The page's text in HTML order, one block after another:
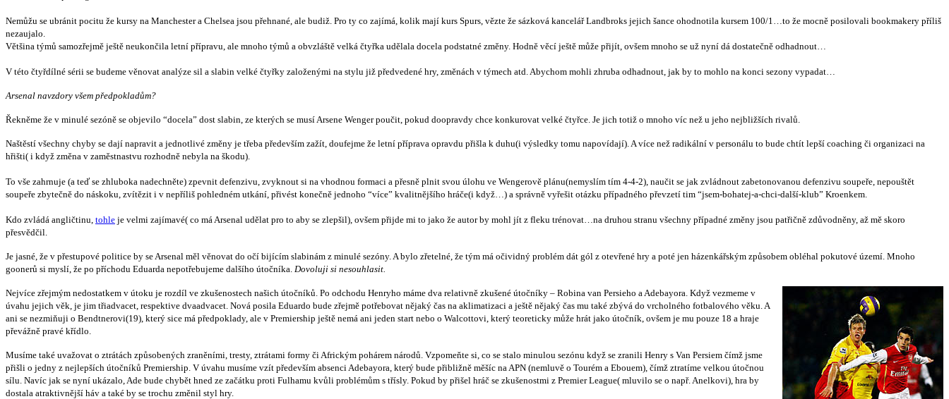
Nemůžu se ubránit pocitu že kursy na Manchester a Chelsea jsou přehnané, ale budiž. Pro ty co zajímá, kolik mají kurs Spurs, vězte že sázková kancelář Landbroks jejich šance ohodnotila kursem 100/1…to že mocně posilovali bookmakery příliš
nezaujalo.
Většina týmů samozřejmě ještě neukončila letní přípravu, ale mnoho týmů a obvzláště velká čtyřka udělala docela podstatné změny. Hodně věcí ještě může přijít, ovšem mnoho se už nyní dá dostatečně odhadnout…
V této čtyřdílné sérii se budeme věnovat analýze sil a slabin velké čtyřky založenými na stylu již předvedené hry, změnách v týmech atd. Abychom mohli zhruba odhadnout, jak by to mohlo na konci sezony vypadat…
Arsenal navzdory všem předpokladům?
Řekněme že v minulé sezóně se objevilo “docela” dost slabin, ze kterých se musí Arsene Wenger poučit, pokud doopravdy chce konkurovat velké čtyřce. Je jich totiž o mnoho víc než u jeho nejbližších rivalů.
Naštěstí všechny chyby se dají napravit a jednotlivé změny je třeba především zažít, doufejme že letní příprava opravdu přišla k duhu(i výsledky tomu napovídají). A více než radikální v personálu to bude chtít lepší coaching či organizaci na
hřišti( i když změna v zaměstnastvu rozhodně nebyla na škodu).
To vše zahrnuje (a teď se zhluboka nadechněte) zpevnit defenzivu, zvyknout si na vhodnou formaci a přesně plnit svou úlohu ve Wengerově plánu(nemyslím tím 4-4-2), naučit se jak zvládnout zabetonovanou defenzivu soupeře, nepouštět
soupeře zbytečně do náskoku, zvítězit i v nepříliš pohledném utkání, přivést konečně jednoho “více” kvalitnějšího hráče(i když…) a správně vyřešit otázku případného převzetí tim “jsem-bohatej-a-chci-další-klub” Kroenkem.
Kdo zvládá angličtinu, tohle je velmi zajímavé( co má Arsenal udělat pro to aby se zlepšil), ovšem přijde mi to jako že autor by mohl jít z fleku trénovat…na druhou stranu všechny případné změny jsou patřičně zdůvodněny, až mě skoro
přesvědčil.
Je jasné, že v přestupové politice by se Arsenal měl věnovat do očí bijícím slabinám z minulé sezóny. A bylo zřetelné, že tým má očividný problém dát gól z otevřené hry a poté jen házenkářským způsobem obléhal pokutové území. Mnoho
goonerů si myslí, že po příchodu Eduarda nepotřebujeme dalšího útočníka. Dovoluji si nesouhlasit.
Nejvíce zřejmým nedostatkem v útoku je rozdíl ve zkušenostech našich útočníků. Po odchodu Henryho máme dva relativně zkušené útočníky – Robina van Persieho a Adebayora. Když vezmeme v
úvahu jejich věk, je jim třiadvacet, respektive dvaadvacet. Nová posila Eduardo bude zřejmě potřebovat nějaký čas na aklimatizaci a ještě nějaký čas mu také zbývá do vrcholného fotbalového věku. A
ani se nezmiňuji o Bendtnerovi(19), který sice má předpoklady, ale v Premiership ještě nemá ani jeden start nebo o Walcottovi, který teoreticky může hrát jako útočník, ovšem je mu pouze 18 a hraje
převážně pravé křídlo.
Musíme také uvažovat o ztrátách způsobených zraněními, tresty, ztrátami formy či Africkým pohárem národů. Vzpomeňte si, co se stalo minulou sezónu když se zranili Henry s Van Persiem čímž jsme
přišli o jedny z nejlepších útočníků Premiership. V úvahu musíme vzít především absenci Adebayora, který bude přibližně měšíc na APN (nemluvě o Tourém a Ebouem), čímž ztratíme velkou útočnou
sílu. Navíc jak se nyní ukázalo, Ade bude chybět hned ze začátku proti Fulhamu kvůli problémům s třísly. Pokud by přišel hráč se zkušenostmi z Premier League( mluvilo se o např. Anelkovi), hra by
dostala atraktivnější háv a také by se trochu změnil styl hry.